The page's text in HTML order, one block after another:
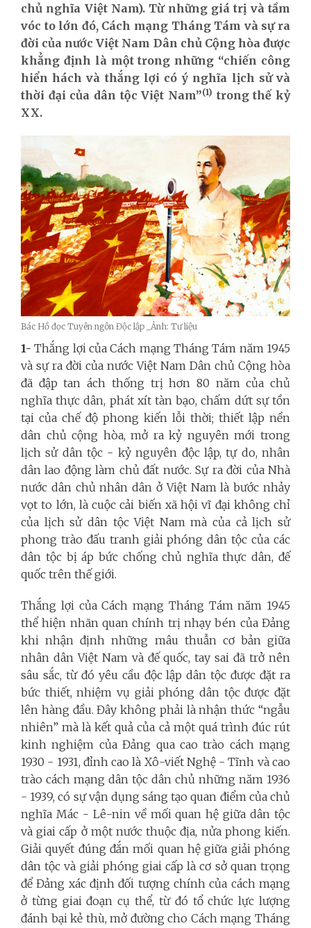
chủ nghĩa Việt Nam). Từ những giá trị và tầm
vóc to lớn đó, Cách mạng Tháng Tám và sự ra
đời của nước Việt Nam Dân chủ Cộng hòa được
khẳng định là một trong những “chiến công
hiển hách và thắng lợi có ý nghĩa lịch sử và
thời đại của dân tộc Việt Nam”(1) trong thế kỷ
XX.
Bác Hồ đọc Tuyên ngôn Độc lập _Ảnh: Tư liệu
1- Thắng lợi của Cách mạng Tháng Tám năm 1945
và sự ra đời của nước Việt Nam Dân chủ Cộng hòa
đã đập tan ách thống trị hơn 80 năm của chủ
nghĩa thực dân, phát xít tàn bạo, chấm dứt sự tồn
tại của chế độ phong kiến lỗi thời; thiết lập nền
dân chủ cộng hòa, mở ra kỷ nguyên mới trong
lịch sử dân tộc - kỷ nguyên độc lập, tự do, nhân
dân lao động làm chủ đất nước. Sự ra đời của Nhà
nước dân chủ nhân dân ở Việt Nam là bước nhảy
vọt to lớn, là cuộc cải biến xã hội vĩ đại không chỉ
của lịch sử dân tộc Việt Nam mà của cả lịch sử
phong trào đấu tranh giải phóng dân tộc của các
dân tộc bị áp bức chống chủ nghĩa thực dân, đế
quốc trên thế giới.
Thắng lợi của Cách mạng Tháng Tám năm 1945
thể hiện nhãn quan chính trị nhạy bén của Đảng
khi nhận định những mâu thuẫn cơ bản giữa
nhân dân Việt Nam và đế quốc, tay sai đã trở nên
sâu sắc, từ đó yêu cầu độc lập dân tộc được đặt ra
bức thiết, nhiệm vụ giải phóng dân tộc được đặt
lên hàng đầu. Đây không phải là nhận thức “ngẫu
nhiên” mà là kết quả của cả một quá trình đúc rút
kinh nghiệm của Đảng qua cao trào cách mạng
1930 - 1931, đỉnh cao là Xô-viết Nghệ - Tĩnh và cao
trào cách mạng dân tộc dân chủ những năm 1936
- 1939, có sự vận dụng sáng tạo quan điểm của chủ
nghĩa Mác - Lê-nin về mối quan hệ giữa dân tộc
và giai cấp ở một nước thuộc địa, nửa phong kiến.
Giải quyết đúng đắn mối quan hệ giữa giải phóng
dân tộc và giải phóng giai cấp là cơ sở quan trọng
để Đảng xác định đối tượng chính của cách mạng
ở từng giai đoạn cụ thể, từ đó tổ chức lực lượng
đánh bại kẻ thù, mở đường cho Cách mạng Tháng